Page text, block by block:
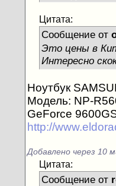
Цитата:
Сообщение от
Это цены в
Интересно
Ноутбук
Модель: NP-
GeForce
http://
Добавлено через 10
Цитата:
Сообщение от